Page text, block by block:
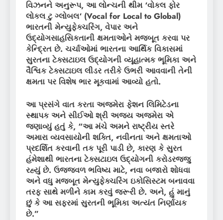
વિઝનને અનુરૂપ, આ લોન્ચની થીમ ‘વોકલ ફોર
લોકલ ટુ ગ્લોબલ‘ (Vocal for Local to Global)
ભારતની મેન્યુફેક્ચરિંગ, વેપાર અને
ઉદ્યોગસાહસિકતાની ક્ષમતાઓને મજબૂત કરવા પર
કેન્દ્રિત છે. ચર્ચાઓમાં ભારતના આર્થિક વિકાસમાં
સુરતના ટેક્સટાઇલ ઉદ્યોગની વ્યૂહાત્મક ભૂમિકા અને
વૈશ્વિક ટેક્સટાઇલ લીડર તરીકે ઉભરી આવવાની તેની
ક્ષમતા પર વિશેષ ભાર મૂકવામાં આવ્યો હતો.
આ પ્રસંગે વાત કરતા અજમેરા ફેશન લિમિટેડના
સ્થાપક અને સીઈઓ શ્રી અજય અજમેરા એ
જણાવ્યું હતું કે, “આ મંચે અમને રાષ્ટ્રીય સ્તરે
અમારા વ્યવસાયોની શક્તિ, નવીનતા અને ક્ષમતાઓ
પ્રદર્શિત કરવાની તક પૂરી પાડી છે, કારણ કે સુરત
હંમેશાથી ભારતના ટેક્સટાઇલ ઉદ્યોગની કરોડરજ્જુ
રહ્યું છે. ઉજ્જવળ ભવિષ્ય માટે, નવા બજારો શોધવા
અને વધુ મજબૂત મેન્યુફેક્ચરિંગ ઇકોસિસ્ટમ બનાવવા
તરફ સાથે મળીને કામ કરવું જરૂરી છે. અને, હું માનું
છું કે આ સફરમાં સુરતની ભૂમિકા અત્યંત નિર્ણાયક
છે.”